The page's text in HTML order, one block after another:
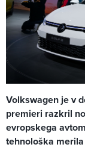
Volkswagen je v
premieri razkril
evropskega
tehnološka